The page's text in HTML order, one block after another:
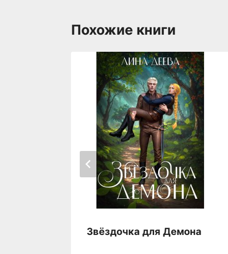
Похожие книги
Звёздочка для Демона